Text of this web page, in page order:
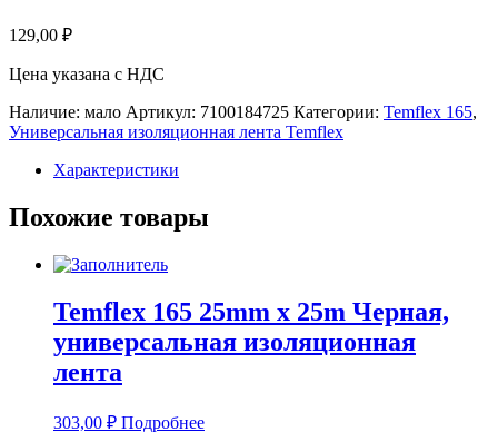
129,00 ₽
Цена указана с НДС
Наличие: мало Артикул: 7100184725 Категории: Temflex 165,
Универсальная изоляционная лента Temflex
Характеристики
Похожие товары
Temflex 165 25mm x 25m Черная,
универсальная изоляционная
лента
303,00 ₽ Подробнее